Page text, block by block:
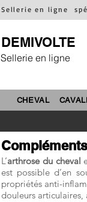
Sellerie en ligne
DEMIVOLTE
Sellerie en ligne
CHEVAL
L’arthrose du cheval
est possible d’en
propriétés anti-
douleurs